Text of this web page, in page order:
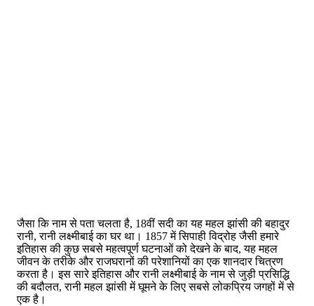
जैसा कि नाम से पता चलता है, 18वीं सदी का यह महल झांसी की बहादुर
रानी, ​​रानी लक्ष्मीबाई का घर था। 1857 में सिपाही विद्रोह जैसी हमारे
इतिहास की कुछ सबसे महत्वपूर्ण घटनाओं को देखने के बाद, यह महल
जीवन के तरीके और राजघरानों की परेशानियों का एक शानदार चित्रण
करता है। इस सारे इतिहास और रानी लक्ष्मीबाई के नाम से जुड़ी प्रसिद्धि
की बदौलत, रानी महल झांसी में घूमने के लिए सबसे लोकप्रिय जगहों में से
एक है।